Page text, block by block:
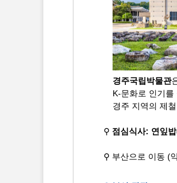
경주국립박물관
K-문화로 인기를
경주 지역의 제
⚲ 점심식사: 연잎
⚲ 부산으로 이동 (